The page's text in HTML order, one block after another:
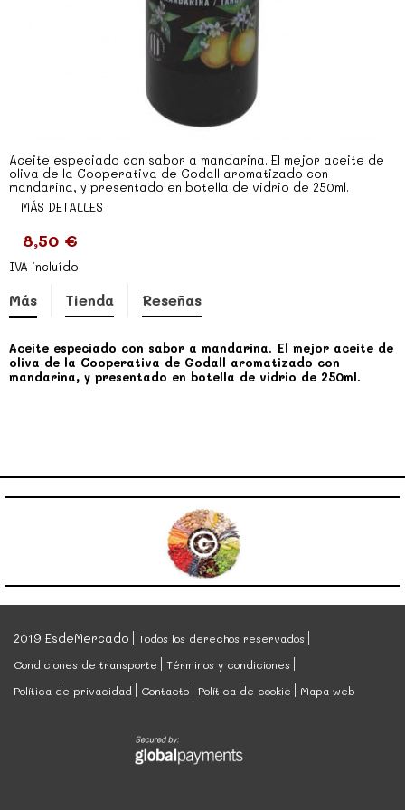
Aceite especiado con sabor a mandarina. El mejor aceite de
oliva de la Cooperativa de Godall aromatizado con
mandarina, y presentado en botella de vidrio de 250ml.
MÁS DETALLES
8,50 €
IVA incluído
Más Tienda Reseñas
Aceite especiado con sabor a mandarina. El mejor aceite de
oliva de la Cooperativa de Godall aromatizado con
mandarina, y presentado en botella de vidrio de 250ml.
2019 EsdeMercado
Todos los derechos reservados
Condiciones de transporte
Términos y condiciones
Política de privacidad
Contacto Política de cookie Mapa web